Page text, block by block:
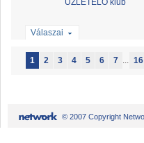
ÜZLETELŐ klub
Válaszai
1 2 3 4 5 6 7 ... 16
© 2007 Copyright